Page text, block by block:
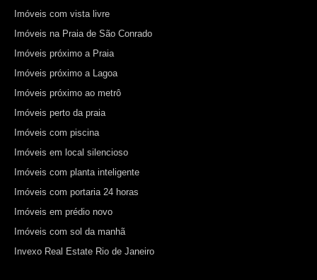
Imóveis com vista livre
Imóveis na Praia de São Conrado
Imóveis próximo a Praia
Imóveis próximo a Lagoa
Imóveis próximo ao metrô
Imóveis perto da praia
Imóveis com piscina
Imóveis em local silencioso
Imóveis com planta inteligente
Imóveis com portaria 24 horas
Imóveis em prédio novo
Imóveis com sol da manhã
Invexo Real Estate Rio de Janeiro